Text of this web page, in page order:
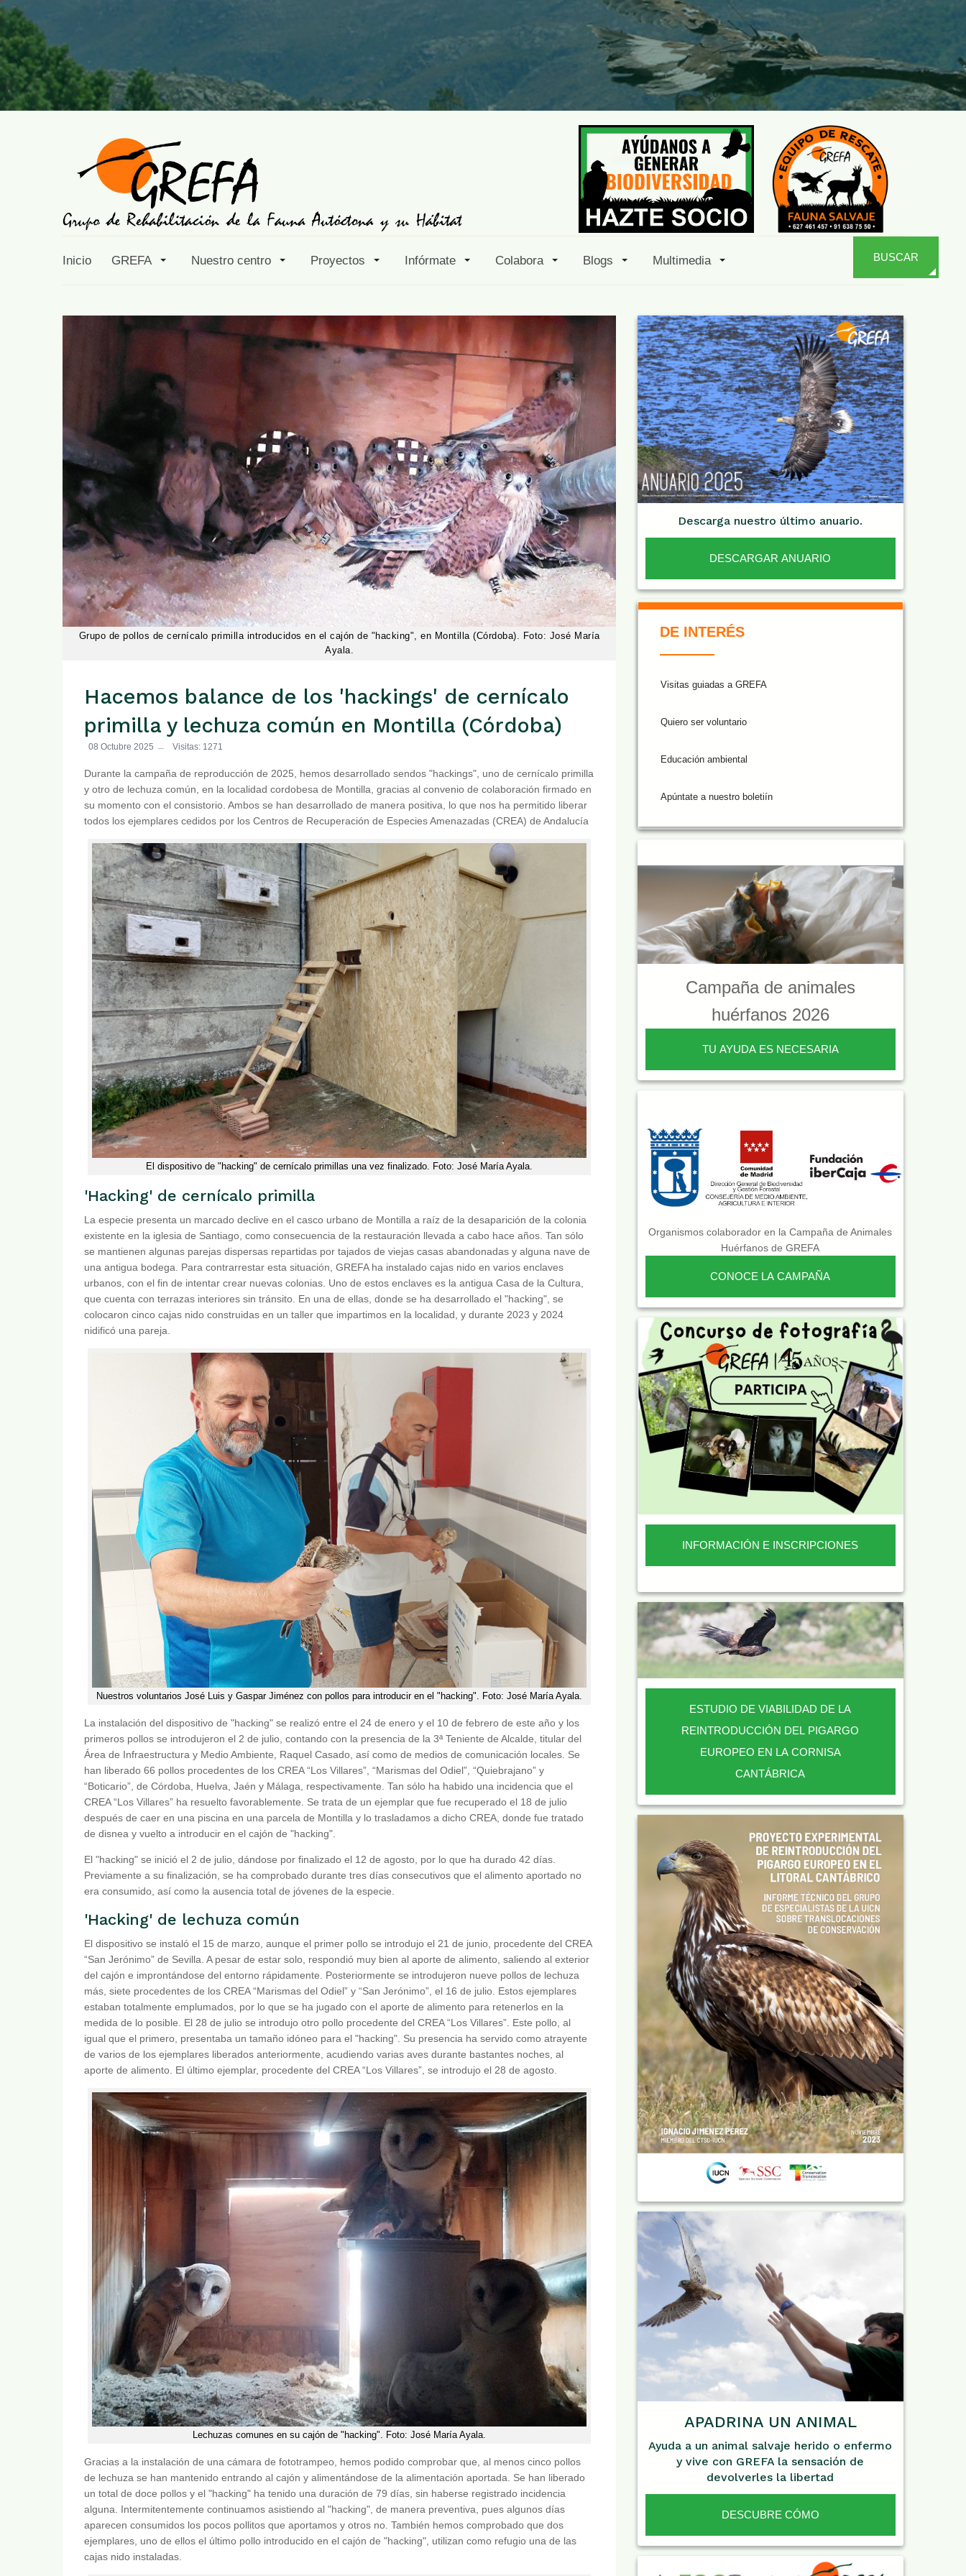
Inicio GREFA Nuestro centro Proyectos Infórmate Colabora Blogs Multimedia BUSCAR
Grupo de pollos de cernícalo primilla introducidos en el cajón de "hacking", en Montilla (Córdoba). Foto: José María
Ayala.
Hacemos balance de los 'hackings' de cernícalo
primilla y lechuza común en Montilla (Córdoba)
08 Octubre 2025 Visitas: 1271
Durante la campaña de reproducción de 2025, hemos desarrollado sendos "hackings", uno de cernícalo primilla
y otro de lechuza común, en la localidad cordobesa de Montilla, gracias al convenio de colaboración firmado en
su momento con el consistorio. Ambos se han desarrollado de manera positiva, lo que nos ha permitido liberar
todos los ejemplares cedidos por los Centros de Recuperación de Especies Amenazadas (CREA) de Andalucía
El dispositivo de "hacking" de cernícalo primillas una vez finalizado. Foto: José María Ayala.
'Hacking' de cernícalo primilla
La especie presenta un marcado declive en el casco urbano de Montilla a raíz de la desaparición de la colonia
existente en la iglesia de Santiago, como consecuencia de la restauración llevada a cabo hace años. Tan sólo
se mantienen algunas parejas dispersas repartidas por tajados de viejas casas abandonadas y alguna nave de
una antigua bodega. Para contrarrestar esta situación, GREFA ha instalado cajas nido en varios enclaves
urbanos, con el fin de intentar crear nuevas colonias. Uno de estos enclaves es la antigua Casa de la Cultura,
que cuenta con terrazas interiores sin tránsito. En una de ellas, donde se ha desarrollado el "hacking", se
colocaron cinco cajas nido construidas en un taller que impartimos en la localidad, y durante 2023 y 2024
nidificó una pareja.
Nuestros voluntarios José Luis y Gaspar Jiménez con pollos para introducir en el "hacking". Foto: José María Ayala.
La instalación del dispositivo de "hacking" se realizó entre el 24 de enero y el 10 de febrero de este año y los
primeros pollos se introdujeron el 2 de julio, contando con la presencia de la 3ª Teniente de Alcalde, titular del
Área de Infraestructura y Medio Ambiente, Raquel Casado, así como de medios de comunicación locales. Se
han liberado 66 pollos procedentes de los CREA “Los Villares”, “Marismas del Odiel”, “Quiebrajano” y
“Boticario”, de Córdoba, Huelva, Jaén y Málaga, respectivamente. Tan sólo ha habido una incidencia que el
CREA “Los Villares” ha resuelto favorablemente. Se trata de un ejemplar que fue recuperado el 18 de julio
después de caer en una piscina en una parcela de Montilla y lo trasladamos a dicho CREA, donde fue tratado
de disnea y vuelto a introducir en el cajón de "hacking".
El "hacking" se inició el 2 de julio, dándose por finalizado el 12 de agosto, por lo que ha durado 42 días.
Previamente a su finalización, se ha comprobado durante tres días consecutivos que el alimento aportado no
era consumido, así como la ausencia total de jóvenes de la especie.
'Hacking' de lechuza común
El dispositivo se instaló el 15 de marzo, aunque el primer pollo se introdujo el 21 de junio, procedente del CREA
“San Jerónimo” de Sevilla. A pesar de estar solo, respondió muy bien al aporte de alimento, saliendo al exterior
del cajón e improntándose del entorno rápidamente. Posteriormente se introdujeron nueve pollos de lechuza
más, siete procedentes de los CREA “Marismas del Odiel” y “San Jerónimo”, el 16 de julio. Estos ejemplares
estaban totalmente emplumados, por lo que se ha jugado con el aporte de alimento para retenerlos en la
medida de lo posible. El 28 de julio se introdujo otro pollo procedente del CREA “Los Villares”. Este pollo, al
igual que el primero, presentaba un tamaño idóneo para el "hacking". Su presencia ha servido como atrayente
de varios de los ejemplares liberados anteriormente, acudiendo varias aves durante bastantes noches, al
aporte de alimento. El último ejemplar, procedente del CREA “Los Villares”, se introdujo el 28 de agosto.
Lechuzas comunes en su cajón de "hacking". Foto: José María Ayala.
Gracias a la instalación de una cámara de fototrampeo, hemos podido comprobar que, al menos cinco pollos
de lechuza se han mantenido entrando al cajón y alimentándose de la alimentación aportada. Se han liberado
un total de doce pollos y el "hacking" ha tenido una duración de 79 días, sin haberse registrado incidencia
alguna. Intermitentemente continuamos asistiendo al "hacking", de manera preventiva, pues algunos días
aparecen consumidos los pocos pollitos que aportamos y otros no. También hemos comprobado que dos
ejemplares, uno de ellos el último pollo introducido en el cajón de "hacking", utilizan como refugio una de las
cajas nido instaladas.
Descarga nuestro último anuario.
DESCARGAR ANUARIO
DE INTERÉS
Visitas guiadas a GREFA
Quiero ser voluntario
Educación ambiental
Apúntate a nuestro boletiín
Campaña de animales
huérfanos 2026
TU AYUDA ES NECESARIA
Organismos colaborador en la Campaña de Animales
Huérfanos de GREFA
CONOCE LA CAMPAÑA
INFORMACIÓN E INSCRIPCIONES
ESTUDIO DE VIABILIDAD DE LA
REINTRODUCCIÓN DEL PIGARGO
EUROPEO EN LA CORNISA
CANTÁBRICA
APADRINA UN ANIMAL
Ayuda a un animal salvaje herido o enfermo
y vive con GREFA la sensación de
devolverles la libertad
DESCUBRE CÓMO